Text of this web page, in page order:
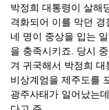
박정희 대통령이 살해
격화되어 이를 막던
네 명이 중상을 입는
을 충족시키죠. 당시
겨 귀국해서 박정희
비상계엄을 제주도를
광주사태가 일어났는